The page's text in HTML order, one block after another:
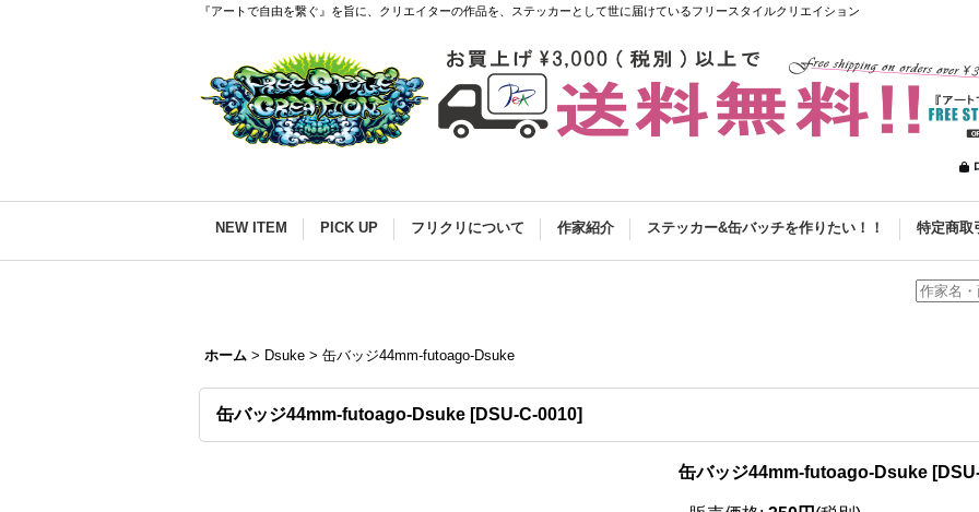
『アートで自由を繋ぐ』を旨に、クリエイターの作品を、ステッカーとして世に届けているフリースタイルクリエイション
NEW ITEM PICK UP フリクリについて 作家紹介 ステッカー&缶バッチを作りたい！！ 特定商取
ホーム > Dsuke > 缶バッジ44mm-futoago-Dsuke
缶バッジ44mm-futoago-Dsuke [DSU-C-0010]
缶バッジ44mm-futoago-Dsuke [